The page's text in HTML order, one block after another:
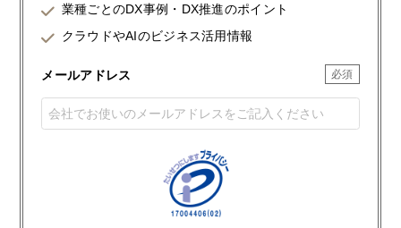
業種ごとのDX事例・DX推進のポイント
クラウドやAIのビジネス活用情報
メールアドレス